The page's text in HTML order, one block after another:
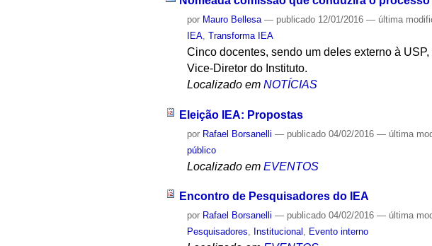
por Mauro Bellesa — publicado 12/01/2016— última
IEA ,Transforma IEA
Cinco docentes, sendo um deles externo à
Vice-Diretor do Instituto.
Localizado em NOTÍCIAS
Eleição IEA: Propostas
por Rafael Borsanelli — publicado 04/02/2016— última
público
Localizado em EVENTOS
Encontro de Pesquisadores do IEA
por Rafael Borsanelli — publicado 04/02/2016— última
Pesquisadores, Institucional , Evento interno